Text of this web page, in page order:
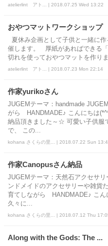
atelierlint アト... | 2018.07.25 Wed 13:22
おやつマットワークショップ
夏休み企画として子供と一緒に
催します。 厚紙があればできる
切れを使っておやつマットを作りま
atelierlint アト... | 2018.07.23 Mon 22:14
作家yurikoさん
JUGEMテーマ：handmade
がら HANDMADE♪ こんにちは
納品頂きました～☆ 可愛い子供服
で、 この...
kohana さくらの里... | 2018.07.22 Sun
作家Canopusさん納品
JUGEMテーマ：天然石アクセサ
ンドメイドのアクセサリーや雑貨
育てしながら HANDMADE♪ こん
久々に...
kohana さくらの里... | 2018.07.12 Thu
Along with the Gods: The ...